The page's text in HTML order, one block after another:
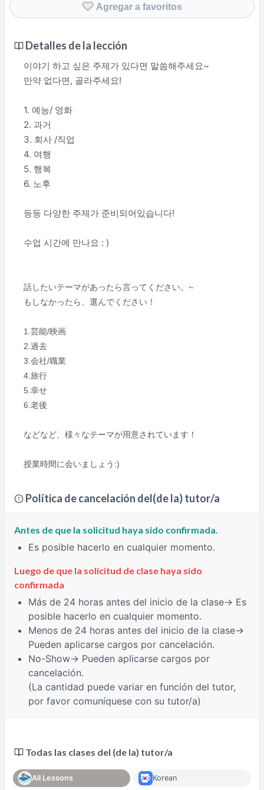
Agregar a favoritos
Detalles de la lección
이야기 하고 싶은 주제가 있다면 말씀해주세요~
만약 없다면, 골라주세요!
1. 예능/ 영화
2. 과거
3. 회사 /직업
4. 여행
5. 행복
6. 노후
등등 다양한 주제가 준비되어있습니다!
수업 시간에 만나요 : )
話したいテーマがあったら言ってください。~
もしなかったら、選んでください！
1.芸能/映画
2.過去
3.会社/職業
4.旅行
5.幸せ
6.老後
などなど、様々なテーマが用意されています！
授業時間に会いましょう:)
Política de cancelación del(de la) tutor/a
Antes de que la solicitud haya sido confirmada.
Es posible hacerlo en cualquier momento.
Luego de que la solicitud de clase haya sido
confirmada
Más de 24 horas antes del inicio de la clase→ Es
posible hacerlo en cualquier momento.
Menos de 24 horas antes del inicio de la clase→
Pueden aplicarse cargos por cancelación.
No-Show→ Pueden aplicarse cargos por
cancelación.
(La cantidad puede variar en función del tutor,
por favor comuníquese con su tutor/a)
Todas las clases del (de la) tutor/a
All Lessons Korean